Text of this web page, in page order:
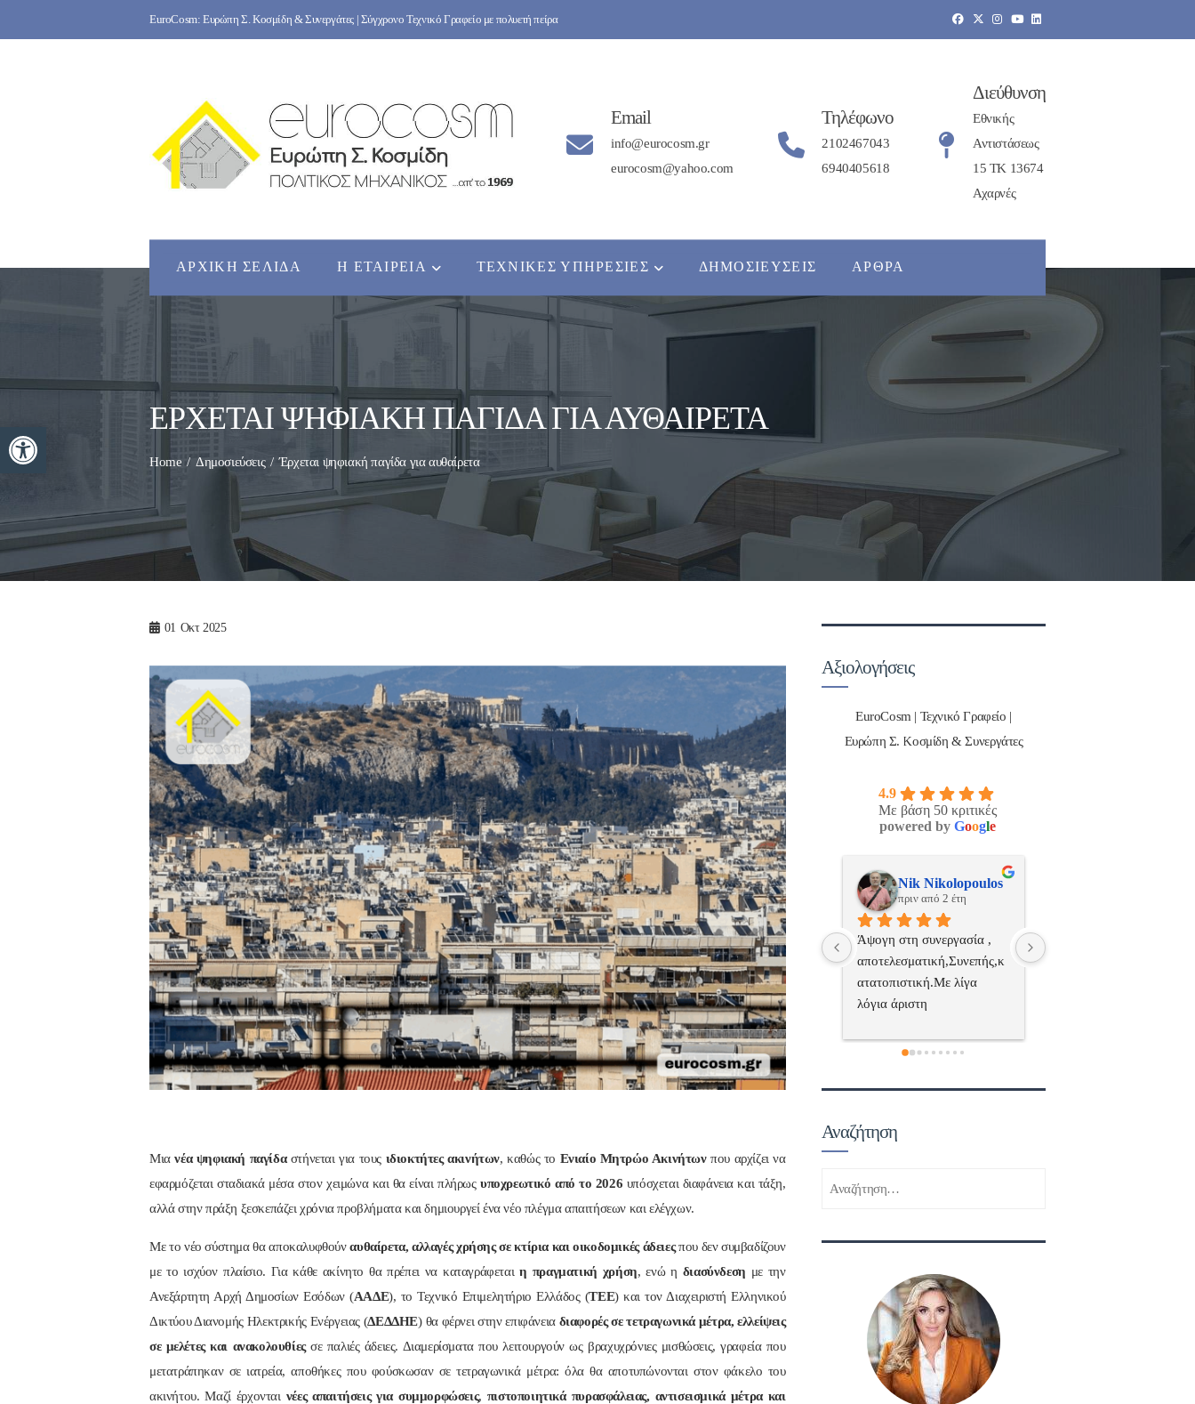
Ανοίξτε τη γραμμή εργαλείων
to
EuroCosm: Ευρώπη Σ. Κοσμίδη & Συνεργάτες | Σύγχρονο Τεχνικό Γραφείο με πολυετή πείρα
Email
info@eurocosm.gr
eurocosm@yahoo.com
Τηλέφωνο
2102467043
6940405618
Διεύθυνση
Εθνικής
Αντιστάσεως
15 ΤΚ 13674
Αχαρνές
ΑΡΧΙΚΉ ΣΕΛΊΔΑ Η ΕΤΑΙΡΕΊΑ ΤΕΧΝΙΚΈΣ ΥΠΗΡΕΣΊΕΣ ΔΗΜΟΣΙΕΎΣΕΙΣ ΆΡΘΡΑ
ΈΡΧΕΤΑΙ ΨΗΦΙΑΚΉ ΠΑΓΊΔΑ ΓΙΑ ΑΥΘΑΊΡΕΤΑ
Home Δημοσιεύσεις Έρχεται ψηφιακή παγίδα για αυθαίρετα
01 Οκτ 2025
Μιανέα ψηφιακή παγίδαστήνεται για τους ιδιοκτήτες ακινήτων, καθώς το Ενιαίο Μητρώο Ακινήτωνπου αρχίζει να
εφαρμόζεται σταδιακά μέσα στον χειμώνα και θα είναι πλήρως υποχρεωτικό από το 2026 υπόσχεται διαφάνεια και τάξη,
αλλά στην πράξη ξεσκεπάζει χρόνια προβλήματα και δημιουργεί ένα νέο πλέγμα απαιτήσεων και ελέγχων.
Με το νέο σύστημα θα αποκαλυφθούναυθαίρετα, αλλαγές χρήσης σε κτίρια και οικοδομικές άδειεςπου δεν συμβαδίζουν
με το ισχύον πλαίσιο. Για κάθε ακίνητο θα πρέπει να καταγράφεταιη πραγματική χρήση, ενώ η διασύνδεση με την
Ανεξάρτητη Αρχή Δημοσίων Εσόδων (ΑΑΔΕ), το Τεχνικό Επιμελητήριο Ελλάδος (ΤΕΕ) και τον Διαχειριστή Ελληνικού
Δικτύου Διανομής Ηλεκτρικής Ενέργειας (ΔΕΔΔΗΕ) θα φέρνει στην επιφάνειαδιαφορές σε τετραγωνικά μέτρα, ελλείψεις
σε μελέτες και ανακολουθίεςσε παλιές άδειες. Διαμερίσματα που λειτουργούν ως βραχυχρόνιες μισθώσεις, γραφεία που
μετατράπηκαν σε ιατρεία, αποθήκες που φούσκωσαν σε τετραγωνικά μέτρα: όλα θα αποτυπώνονται στον φάκελο του
ακινήτου. Μαζί έρχονται νέες απαιτήσεις για συμμορφώσεις, πιστοποιητικά πυρασφάλειας, αντισεισμικά μέτρα και
Αξιολογήσεις
EuroCosm | Τεχνικό Γραφείο |
Ευρώπη Σ. Κοσμίδη & Συνεργάτες
4.9
Με βάση 50 κριτικές
powered by Google
Nik Nikolopoulos
πριν από 2 έτη
Άψογη στη συνεργασία ,
αποτελεσματική,Συνεπής,κ
ατατοπιστική.Με λίγα
λόγια άριστη
Επαγγελματίας ,πάντα με
το χαμόγελο.Την
Ευχαριστώ πολύ και την
ΣΥΣΤΗΝΩ ανεπιφύλακτα..
ManosBX
πριν από 2 έτη
Επαγγελματίας  Άψογη
συνεργασία
Αναζήτηση